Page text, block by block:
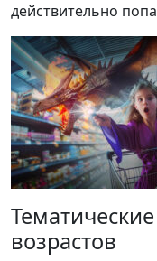
действительно
возрастов